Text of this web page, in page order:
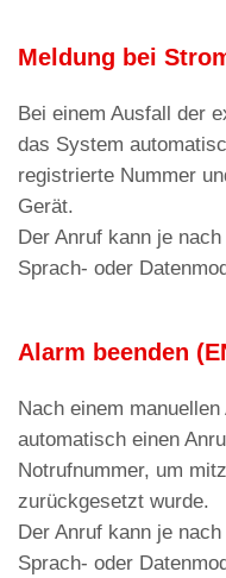
Achtung: Stellen
G6
zum
einstellbaren
Andernfalls wählt
zweite
Das AMIGO-
gespeicherten
Menü
C3
Der Anruf kann je
Protokolls im
werden.
Meldung bei
Bei einem Ausfall der
das System
registrierte Nummer
Gerät.
Der Anruf kann je
Sprach- oder
Alarm beenden
Nach einem
automatisch einen
Notrufnummer, um
zurückgesetzt wurde.
Der Anruf kann je
Sprach- oder